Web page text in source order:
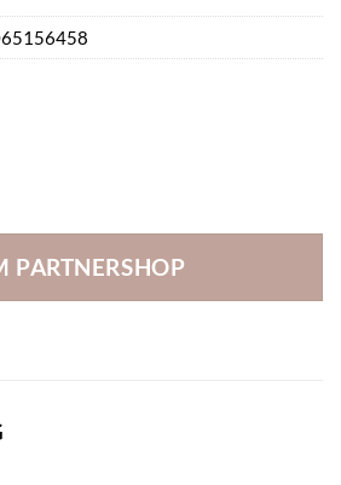
PARTNERSHOP